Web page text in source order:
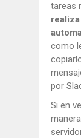
tareas
como
por
Si en